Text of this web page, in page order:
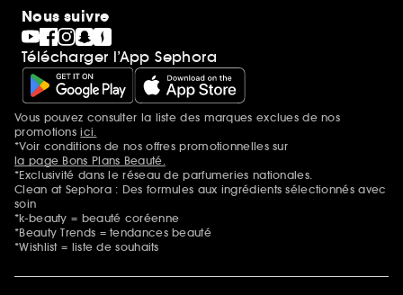
Magasins
Gravure parfum
Black Friday
Soldes
SEPHORA edit
Sephora Prize
Sephora Beautiful Club
Clean at Sephora
Idées & Inspirations Beauté
Nous suivre
Télécharger l’App Sephora
Mentions additionnelles
Vous pouvez consulter la liste des marques exclues de nos
promotionsici.
*Voir conditions de nos offres promotionnelles sur
la page Bons Plans Beauté.
*Exclusivité dans le réseau de parfumeries nationales.
Clean at Sephora : Des formules aux ingrédients sélectionnés avec
soin
*k-beauty = beauté coréenne
*Beauty Trends = tendances beauté
*Wishlist = liste de souhaits